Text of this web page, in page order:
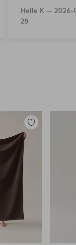
Helle K — 2026-
28
Toevoegen
aan
favorieten